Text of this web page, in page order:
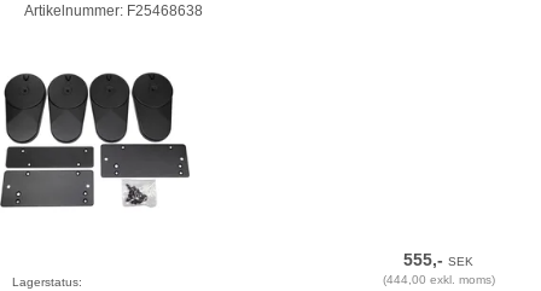
Artikelnummer: F25468638
Lagerstatus:
555,-SEK
(444,00 exkl. moms)